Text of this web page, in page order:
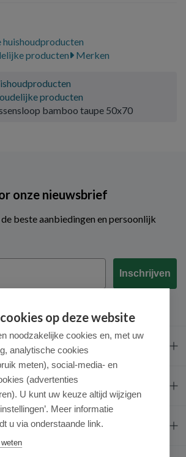
huishoudproducten
producten
Merken
producten
bamboo taupe 50x70
onze nieuwsbrief
beste aanbiedingen en persoonlijk
Inschrijven
op deze website
noodzakelijke cookies en, met uw
analytische cookies
meten), social-media- en
(advertenties
U kunt uw keuze altijd wijzigen
Meer informatie
u via onderstaande link.